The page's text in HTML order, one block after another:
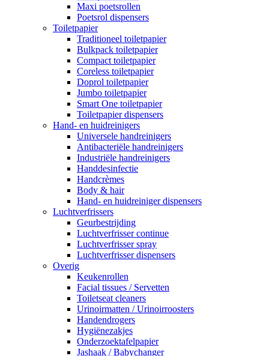
Maxi poetsrollen
Poetsrol dispensers
Toiletpapier
Traditioneel toiletpapier
Bulkpack toiletpapier
Compact toiletpapier
Coreless toiletpapier
Doprol toiletpapier
Jumbo toiletpapier
Smart One toiletpapier
Toiletpapier dispensers
Hand- en huidreinigers
Universele handreinigers
Antibacteriële handreinigers
Industriële handreinigers
Handdesinfectie
Handcrèmes
Body & hair
Hand- en huidreiniger dispensers
Luchtverfrissers
Geurbestrijding
Luchtverfrisser continue
Luchtverfrisser spray
Luchtverfrisser dispensers
Overig
Keukenrollen
Facial tissues / Servetten
Toiletseat cleaners
Urinoirmatten / Urinoirroosters
Handendrogers
Hygiënezakjes
Onderzoektafelpapier
Jashaak / Babychanger